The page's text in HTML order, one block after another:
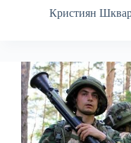
Кристиян